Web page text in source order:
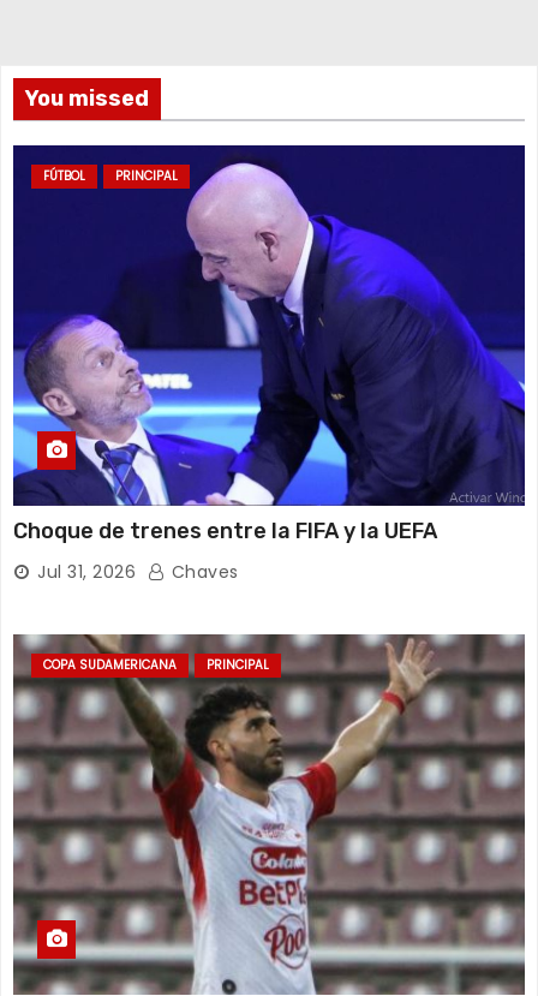
You missed
FÚTBOL PRINCIPAL
Choque de trenes entre la FIFA y la UEFA
Jul 31, 2026 Chaves
COPA SUDAMERICANA PRINCIPAL